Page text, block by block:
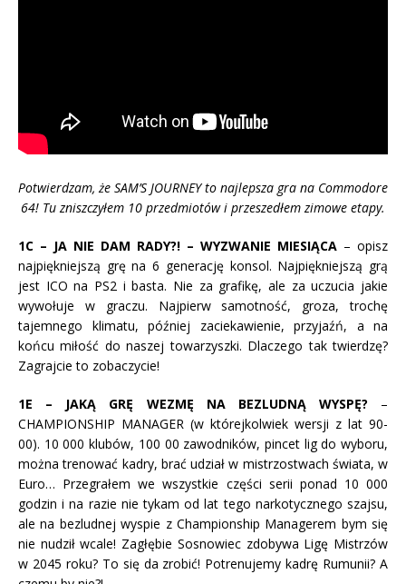
Potwierdzam, że SAM’S JOURNEY to najlepsza gra na Commodore
64! Tu zniszczyłem 10 przedmiotów i przeszedłem zimowe etapy.
1C – JA NIE DAM RADY?! – WYZWANIE MIESIĄCA – opisz
najpiękniejszą grę na 6 generację konsol. Najpiękniejszą grą
jest ICO na PS2 i basta. Nie za grafikę, ale za uczucia jakie
wywołuje w graczu. Najpierw samotność, groza, trochę
tajemnego klimatu, później zaciekawienie, przyjaźń, a na
końcu miłość do naszej towarzyszki. Dlaczego tak twierdzę?
Zagrajcie to zobaczycie!
1E – JAKĄ GRĘ WEZMĘ NA BEZLUDNĄ WYSPĘ? –
CHAMPIONSHIP MANAGER (w którejkolwiek wersji z lat 90-
00). 10 000 klubów, 100 00 zawodników, pincet lig do wyboru,
można trenować kadry, brać udział w mistrzostwach świata, w
Euro… Przegrałem we wszystkie części serii ponad 10 000
godzin i na razie nie tykam od lat tego narkotycznego szajsu,
ale na bezludnej wyspie z Championship Managerem bym się
nie nudził wcale! Zagłębie Sosnowiec zdobywa Ligę Mistrzów
w 2045 roku? To się da zrobić! Potrenujemy kadrę Rumunii? A